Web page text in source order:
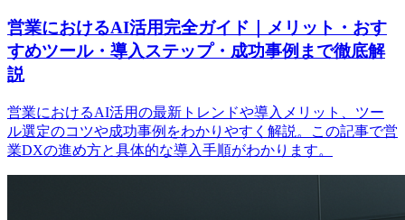
営業におけるAI活用完全ガイド｜メリット・おす
すめツール・導入ステップ・成功事例まで徹底解
説
営業におけるAI活用の最新トレンドや導入メリット、ツー
ル選定のコツや成功事例をわかりやすく解説。この記事で営
業DXの進め方と具体的な導入手順がわかります。